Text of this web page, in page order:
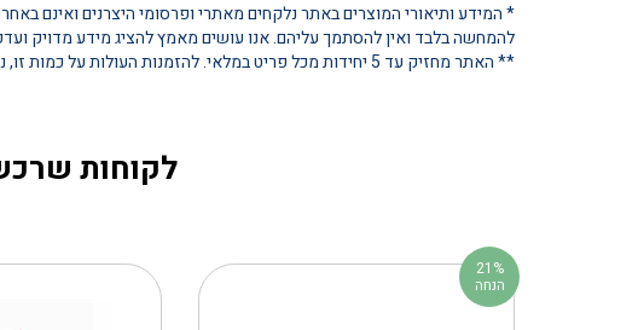
* המידע ותיאורי המוצרים באתר נלקחים מאתרי ופרסומי היצרנים ואינם
להמחשה בלבד ואין להסתמך עליהם. אנו עושים מאמץ להציג מידע מדויק
** האתר מחזיק עד 5 יחידות מכל פריט במלאי. להזמנות העולות על כמות זו, נא ליצור קשר ישיר
לקוחות
21%
הנחה